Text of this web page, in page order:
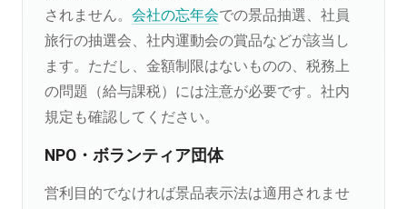
されません。 会社の忘年会での景品抽選、社員
旅行の抽選会、社内運動会の賞品などが該当し
ます。ただし、金額制限はないものの、税務上
の問題（給与課税）には注意が必要です。社内
規定も確認してください。
NPO・ボランティア団体
営利目的でなければ景品表示法は適用されませ